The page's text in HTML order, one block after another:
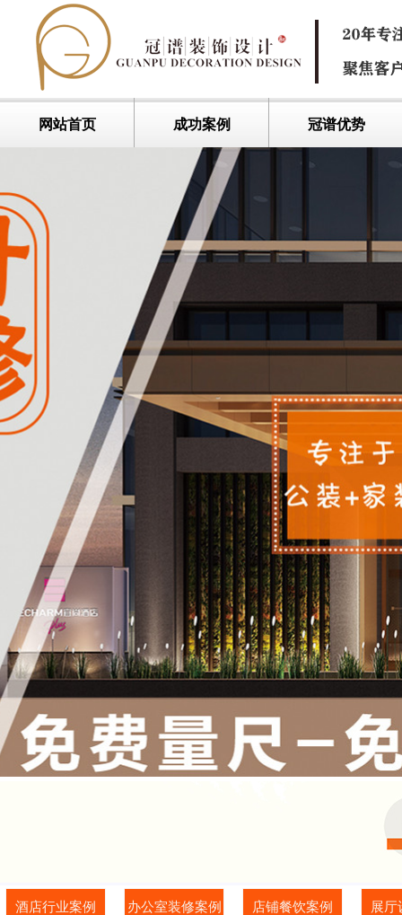
网站首页 成功案例 冠谱优势
酒店行业案例 办公室装修案例 店铺餐饮案例 展厅